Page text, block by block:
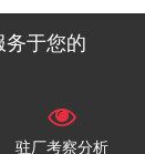
务于您的
驻厂考察分析